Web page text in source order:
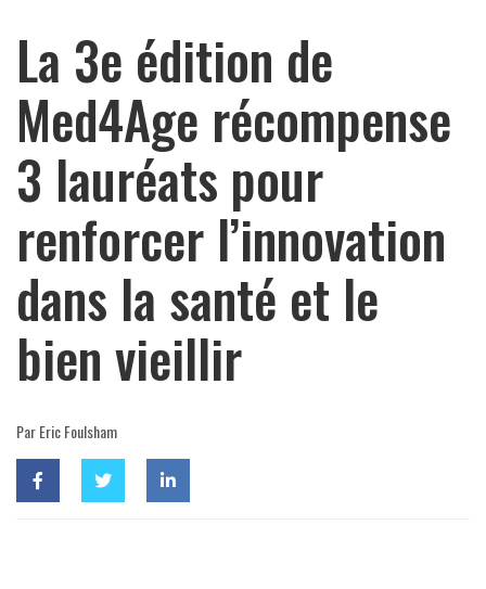
La 3e édition de
Med4Age récompense
3 lauréats pour
renforcer l’innovation
dans la santé et le
bien vieillir
Par Eric Foulsham